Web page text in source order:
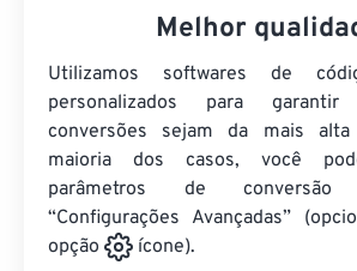
Melhor
Utilizamos softwares de
personalizados para
conversões sejam da mais alta
maioria dos casos, você
parâmetros de
“Configurações Avançadas”
opção
ícone).